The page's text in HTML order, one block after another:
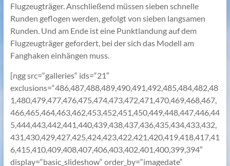
Flugzeugträger. Anschließend müssen sieben schnelle
Runden geflogen werden, gefolgt von sieben langsamen
Runden. Und am Ende ist eine Punktlandung auf dem
Flugzeugträger gefordert, bei der sich das Modell am
Fanghaken einhängen muss.
[ngg src=“galleries“ ids=“21″
exclusions=“486,487,488,489,490,491,492,485,484,482,48
1,480,479,477,476,475,474,473,472,471,470,469,468,467,
466,465,464,463,462,453,452,451,450,449,448,447,446,44
5,444,443,442,441,440,439,438,437,436,435,434,433,432,
431,430,429,427,425,424,423,422,421,420,419,418,417,41
6,415,410,409,408,407,406,403,402,401,400,399,394″
display=“basic_slideshow“ order_by=“imagedate“